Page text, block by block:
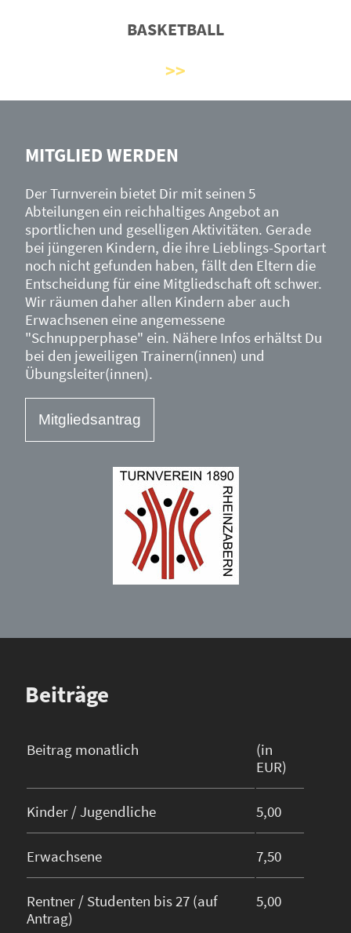
BASKETBALL
MITGLIED WERDEN
Der Turnverein bietet Dir mit seinen 5
Abteilungen ein reichhaltiges Angebot an
sportlichen und geselligen Aktivitäten. Gerade
bei jüngeren Kindern, die ihre Lieblings-Sportart
noch nicht gefunden haben, fällt den Eltern die
Entscheidung für eine Mitgliedschaft oft schwer.
Wir räumen daher allen Kindern aber auch
Erwachsenen eine angemessene
"Schnupperphase" ein. Nähere Infos erhältst Du
bei den jeweiligen Trainern(innen) und
Übungsleiter(innen).
Mitgliedsantrag
Beiträge
Beitrag monatlich
(in
EUR)
Kinder / Jugendliche 5,00
Erwachsene 7,50
Rentner / Studenten bis 27 (auf
Antrag)
5,00